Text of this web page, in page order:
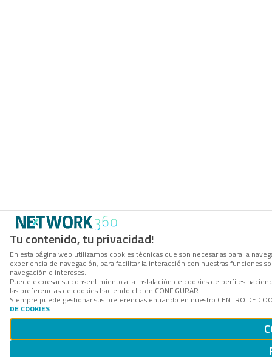
Tu contenido, tu privacidad!
En esta página web utilizamos cookies técnicas que son necesarias para la
experiencia de navegación, para facilitar la interacción con nuestras funciones
navegación e intereses.
Puede expresar su consentimiento a la instalación de cookies de perfiles
las preferencias de cookies haciendo clic en CONFIGURAR.
Siempre puede gestionar sus preferencias entrando en nuestro CENTRO DE
DE COOKIES.